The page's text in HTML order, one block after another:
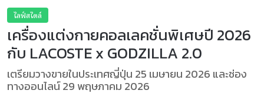
ไลฟ์สไตล์
เครื่องแต่งกายคอลเลคชั่นพิเศษปี 2026
กับ LACOSTE x GODZILLA 2.0
เตรียมวางขายในประเทศญี่ปุ่น 25 เมษายน 2026 และช่อง
ทางออนไลน์ 29 พฤษภาคม 2026